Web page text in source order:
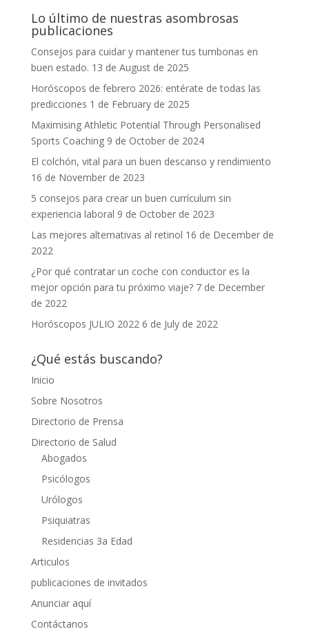
Lo último de nuestras asombrosas
publicaciones
Consejos para cuidar y mantener tus tumbonas en
buen estado. 13 de August de 2025
Horóscopos de febrero 2026: entérate de todas las
predicciones 1 de February de 2025
Maximising Athletic Potential Through Personalised
Sports Coaching 9 de October de 2024
El colchón, vital para un buen descanso y rendimiento
16 de November de 2023
5 consejos para crear un buen currículum sin
experiencia laboral 9 de October de 2023
Las mejores alternativas al retinol 16 de December de
2022
¿Por qué contratar un coche con conductor es la
mejor opción para tu próximo viaje? 7 de December
de 2022
Horóscopos JULIO 2022 6 de July de 2022
¿Qué estás buscando?
Inicio
Sobre Nosotros
Directorio de Prensa
Directorio de Salud
Abogados
Psicólogos
Urólogos
Psiquiatras
Residencias 3a Edad
Articulos
publicaciones de invitados
Anunciar aquí
Contáctanos